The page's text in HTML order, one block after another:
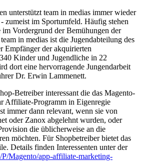
unterstützt team in medias immer wieder
zumeist im Sportumfeld. Häufig stehen
Vordergrund der Bemühungen der
in medias ist die Jugendabteilung des
Empfänger der akquirierten
Kinder und Jugendliche in 22
dort eine hervorragende Jungendarbeit
Dr. Erwin Lammenett.
Betreiber interessant die das Magento-
Affiliate-Programm in Eigenregie
immer dann relevant, wenn sie von
oder Zanox abgelehnt wurden, oder
die üblicherweise an die
möchten. Für Shopbetreiber bietet das
Details finden Interessenten unter der
Magento/app-affiliate-marketing-